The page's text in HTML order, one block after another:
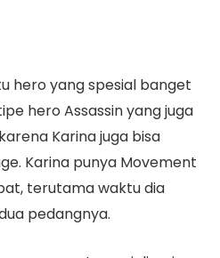
hero yang spesial banget
hero Assassin yang juga
Karina juga bisa
Karina punya Movement
terutama waktu dia
pedangnya.